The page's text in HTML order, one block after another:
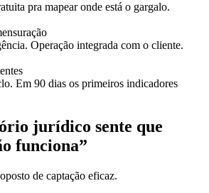
pra mapear onde está o gargalo.
Operação integrada com o cliente.
Em 90 dias os primeiros indicadores
jurídico sente que
funciona”
de captação eficaz.